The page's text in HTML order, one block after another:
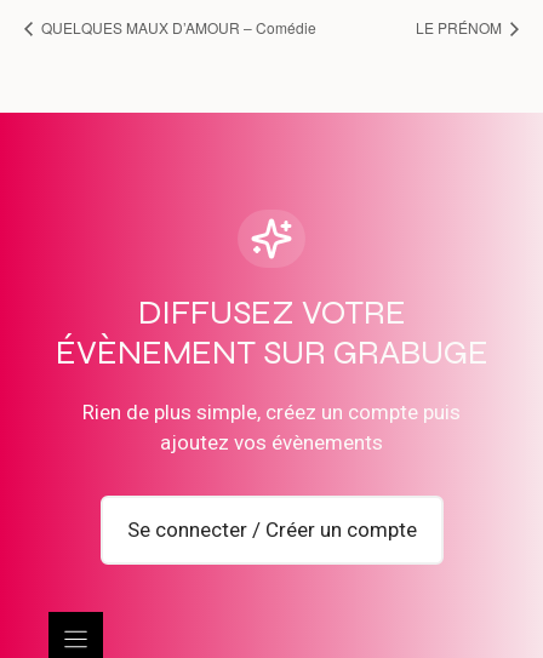
QUELQUES MAUX D’AMOUR – Comédie LE PRÉNOM
DIFFUSEZ VOTRE
ÉVÈNEMENT SUR GRABUGE
Rien de plus simple, créez un compte puis
ajoutez vos évènements
Se connecter / Créer un compte